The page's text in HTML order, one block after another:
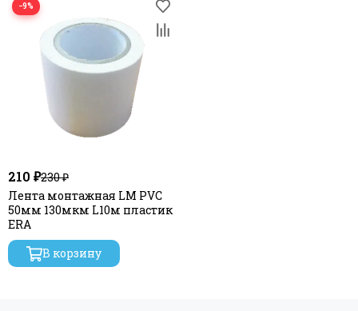
−9%
210 ₽230 ₽
Лента монтажная LM PVC
50мм 130мкм L10м пластик
ERA
В корзину